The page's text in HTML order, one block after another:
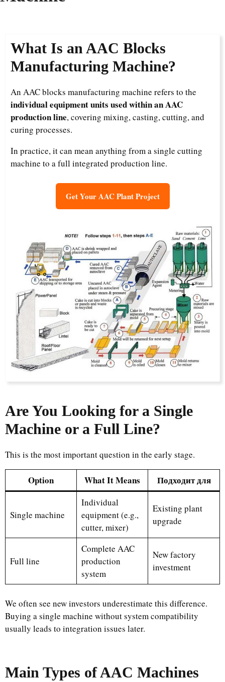
What Is an AAC Blocks
Manufacturing Machine?
An AAC blocks manufacturing machine refers to the
individual equipment units used within an AAC
production line, covering mixing, casting, cutting, and
curing processes.
In practice, it can mean anything from a single cutting
machine to a full integrated production line.
Get Your AAC Plant Project
Are You Looking for a Single
Machine or a Full Line?
This is the most important question in the early stage.
Option What It Means Подходит для
Single machine
Individual
equipment (e.g.,
cutter, mixer)
Existing plant
upgrade
Full line
Complete AAC
production
system
New factory
investment
We often see new investors underestimate this difference.
Buying a single machine without system compatibility
usually leads to integration issues later.
Main Types of AAC Machines